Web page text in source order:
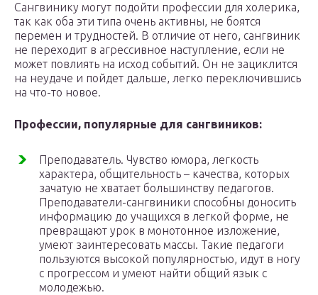
Сангвинику могут подойти профессии для холерика,
так как оба эти типа очень активны, не боятся
перемен и трудностей. В отличие от него, сангвиник
не переходит в агрессивное наступление, если не
может повлиять на исход событий. Он не зациклится
на неудаче и пойдет дальше, легко переключившись
на что-то новое.
Профессии, популярные для сангвиников:
Преподаватель. Чувство юмора, легкость
характера, общительность – качества, которых
зачатую не хватает большинству педагогов.
Преподаватели-сангвиники способны доносить
информацию до учащихся в легкой форме, не
превращают урок в монотонное изложение,
умеют заинтересовать массы. Такие педагоги
пользуются высокой популярностью, идут в ногу
с прогрессом и умеют найти общий язык с
молодежью.